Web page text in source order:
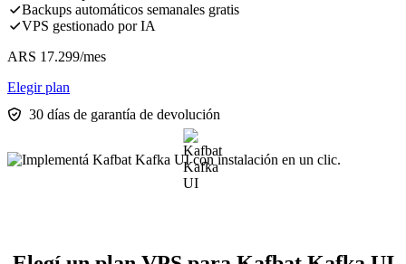
Backups automáticos semanales gratis
VPS gestionado por IA
ARS 17.299/mes
Elegir plan
30 días de garantía de devolución